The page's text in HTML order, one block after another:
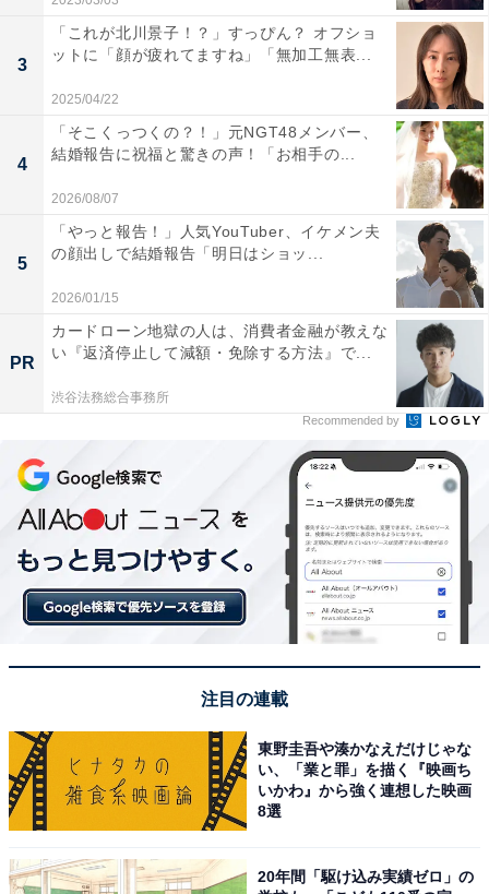
3
「これが北川景子！？」すっぴん？ オフショ
ットに「顔が疲れてますね」「無加工無表...
2025/04/22
4
「そこくっつくの？！」元NGT48メンバー、
結婚報告に祝福と驚きの声！「お相手の...
2026/08/07
5
「やっと報告！」人気YouTuber、イケメン夫
の顔出しで結婚報告「明日はショッ...
2026/01/15
PR
カードローン地獄の人は、消費者金融が教えな
い『返済停止して減額・免除する方法』で...
渋谷法務総合事務所
Recommended by
注目の連載
東野圭吾や湊かなえだけじゃな
い、「業と罪」を描く『映画ち
いかわ』から強く連想した映画
8選
20年間「駆け込み実績ゼロ」の